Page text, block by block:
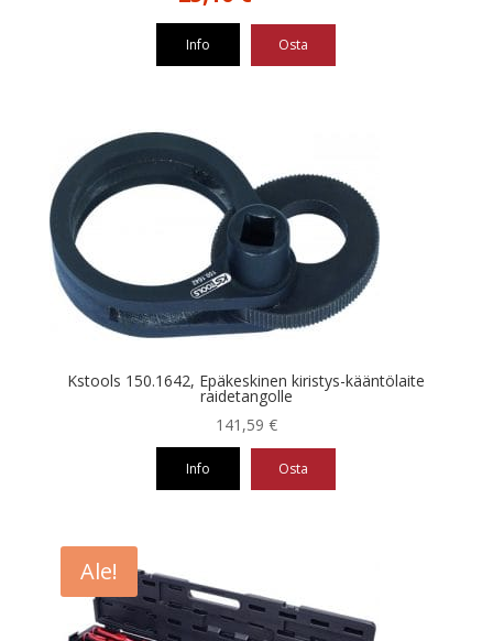
54,57 €.
25,10 €.
Info Osta
Kstools 150.1642, Epäkeskinen kiristys-kääntölaite
raidetangolle
141,59 €
Info Osta
Ale!